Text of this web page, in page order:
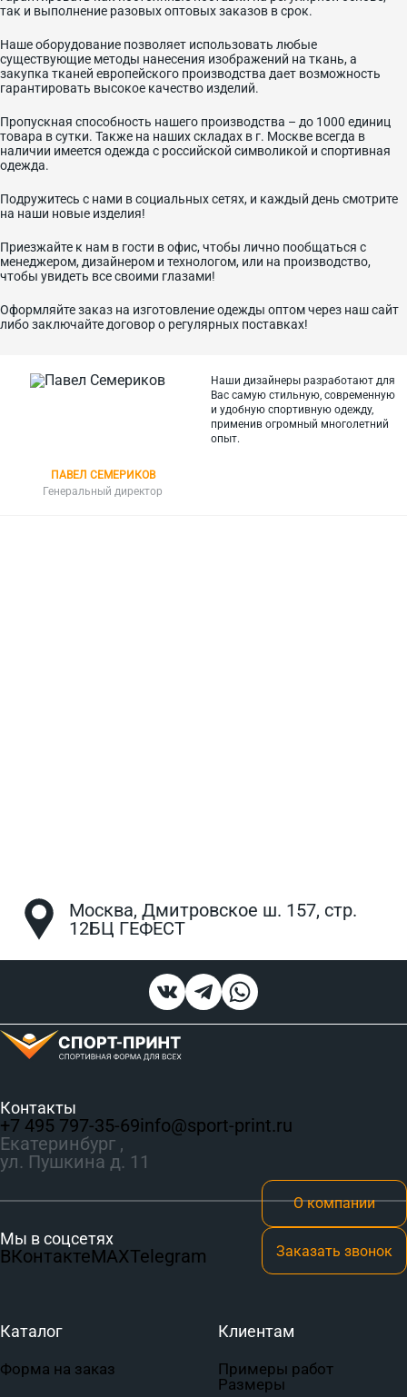
так и выполнение разовых оптовых заказов в срок.
Наше оборудование позволяет использовать любые
существующие методы нанесения изображений на ткань, а
закупка тканей европейского производства дает возможность
гарантировать высокое качество изделий.
Пропускная способность нашего производства – до 1000 единиц
товара в сутки. Также на наших складах в г. Москве всегда в
наличии имеется одежда с российской символикой и спортивная
одежда.
Подружитесь с нами в социальных сетях, и каждый день смотрите
на наши новые изделия!
Приезжайте к нам в гости в офис, чтобы лично пообщаться с
менеджером, дизайнером и технологом, или на производство,
чтобы увидеть все своими глазами!
Оформляйте заказ на изготовление одежды оптом через наш сайт
либо заключайте договор о регулярных поставках!
ПАВЕЛ СЕМЕРИКОВ
Генеральный директор
Наши дизайнеры разработают для
Вас самую стильную, современную
и удобную спортивную одежду,
применив огромный многолетний
опыт.
Москва, Дмитровское ш. 157, стр.
12БЦ ГЕФЕСТ
Контакты
+7 495 797‑35-69info@sport-print.ru
Екатеринбург ,
ул. Пушкина д. 11
Мы в соцсетях
ВКонтактеMAXTelegram
О компании
Заказать звонок
Каталог
Форма на заказ
Клиентам
Примеры работ
Размеры